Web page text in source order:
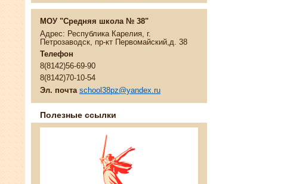
МОУ "Средняя школа № 38"
Адрес: Республика Карелия, г.
Петрозаводск, пр-кт Первомайский,д. 38
Телефон
8(8142)56-69-90
8(8142)70-10-54
Эл. почта school38pz@yandex.ru
Полезные ссылки